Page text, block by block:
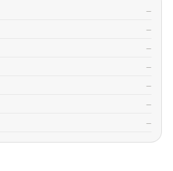
—
—
—
—
—
—
—